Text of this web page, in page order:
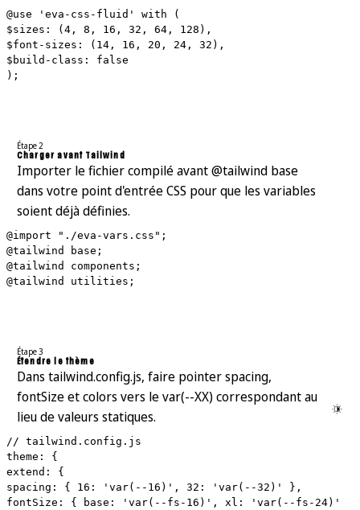
@use 'eva-css-fluid' with (
$sizes: (4, 8, 16, 32, 64, 128),
$font-sizes: (14, 16, 20, 24, 32),
$build-class: false
);
Étape 2
Charger avant Tailwind
Importer le fichier compilé avant @tailwind base
dans votre point d'entrée CSS pour que les variables
soient déjà définies.
@import "./eva-vars.css";
@tailwind base;
@tailwind components;
@tailwind utilities;
Étape 3
Étendre le thème
Dans tailwind.config.js, faire pointer spacing,
fontSize et colors vers le var(--XX) correspondant au
lieu de valeurs statiques.
// tailwind.config.js
theme: {
extend: {
spacing: { 16: 'var(--16)', 32: 'var(--32)' },
fontSize: { base: 'var(--fs-16)', xl: 'var(--fs-24)'